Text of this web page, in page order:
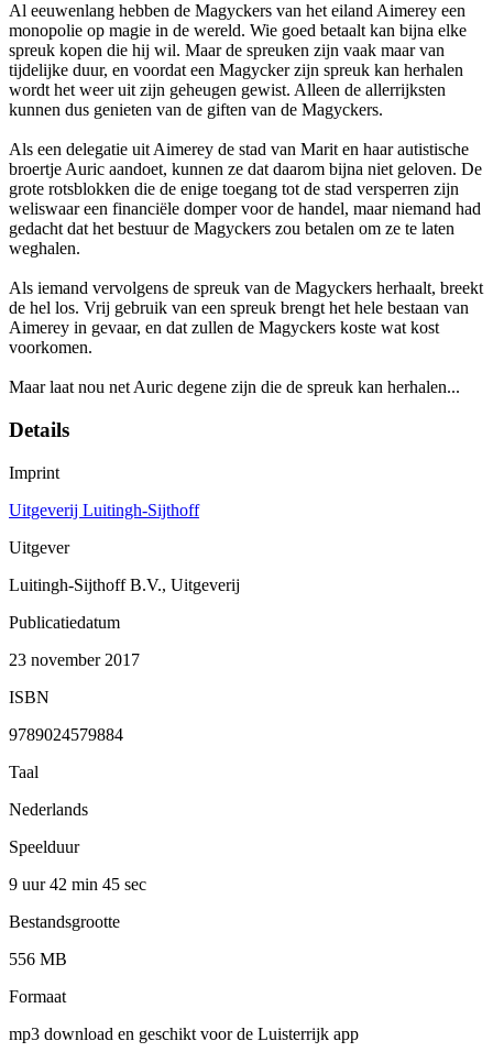
Al eeuwenlang hebben de Magyckers van het eiland Aimerey een
monopolie op magie in de wereld. Wie goed betaalt kan bijna elke
spreuk kopen die hij wil. Maar de spreuken zijn vaak maar van
tijdelijke duur, en voordat een Magycker zijn spreuk kan herhalen
wordt het weer uit zijn geheugen gewist. Alleen de allerrijksten
kunnen dus genieten van de giften van de Magyckers.
Als een delegatie uit Aimerey de stad van Marit en haar autistische
broertje Auric aandoet, kunnen ze dat daarom bijna niet geloven. De
grote rotsblokken die de enige toegang tot de stad versperren zijn
weliswaar een financiële domper voor de handel, maar niemand had
gedacht dat het bestuur de Magyckers zou betalen om ze te laten
weghalen.
Als iemand vervolgens de spreuk van de Magyckers herhaalt, breekt
de hel los. Vrij gebruik van een spreuk brengt het hele bestaan van
Aimerey in gevaar, en dat zullen de Magyckers koste wat kost
voorkomen.
Maar laat nou net Auric degene zijn die de spreuk kan herhalen...
Details
Imprint
Uitgeverij Luitingh-Sijthoff
Uitgever
Luitingh-Sijthoff B.V., Uitgeverij
Publicatiedatum
23 november 2017
ISBN
9789024579884
Taal
Nederlands
Speelduur
9 uur 42 min 45 sec
Bestandsgrootte
556 MB
Formaat
mp3 download en geschikt voor de Luisterrijk app